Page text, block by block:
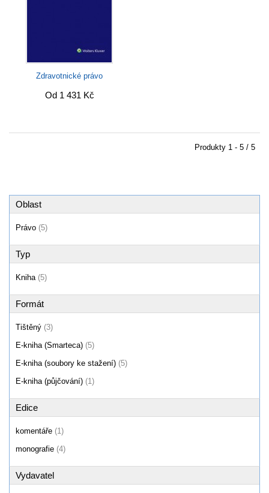
Zdravotnické právo
Od 1 431 Kč
Produkty 1 - 5 / 5
Oblast
Právo (5)
Typ
Kniha (5)
Formát
Tištěný (3)
E-kniha (Smarteca) (5)
E-kniha (soubory ke stažení) (5)
E-kniha (půjčování) (1)
Edice
komentáře (1)
monografie (4)
Vydavatel